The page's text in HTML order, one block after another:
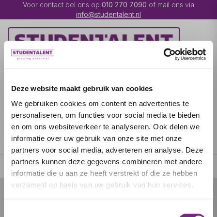
Deze website maakt gebruik van cookies
We gebruiken cookies om content en advertenties te
personaliseren, om functies voor social media te bieden
en om ons websiteverkeer te analyseren. Ook delen we
informatie over uw gebruik van onze site met onze
partners voor social media, adverteren en analyse. Deze
partners kunnen deze gegevens combineren met andere
informatie die u aan ze heeft verstrekt of die ze hebben
verzameld op basis van uw gebruik van hun services.
Voor contact bel ons op 010 270 7090 of mail ons via
info@studentalent.nl
UITZENDKRACHT
IK BEN WERKGEVER OVER STUDENTALENT
SPECIALISATIES